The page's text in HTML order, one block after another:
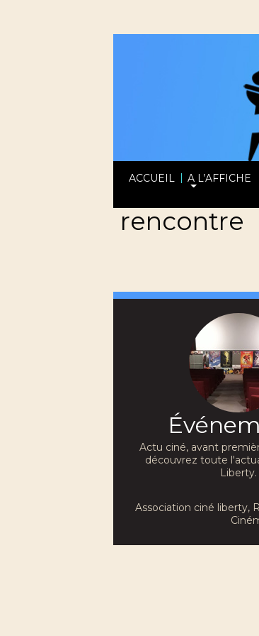
ACCUEIL | A L’AFFICHE
rencontre
Actu ciné, avant
découvrez toute
Liberty.
Association ciné liberty,